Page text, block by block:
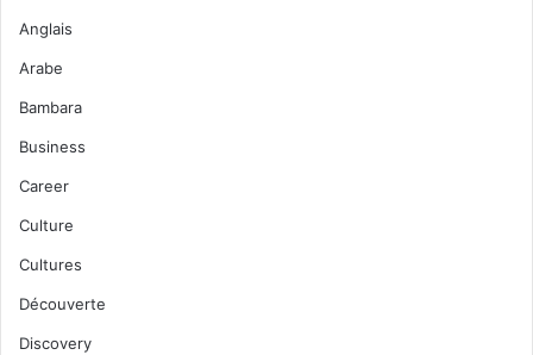
Anglais
Arabe
Bambara
Business
Career
Culture
Cultures
Découverte
Discovery